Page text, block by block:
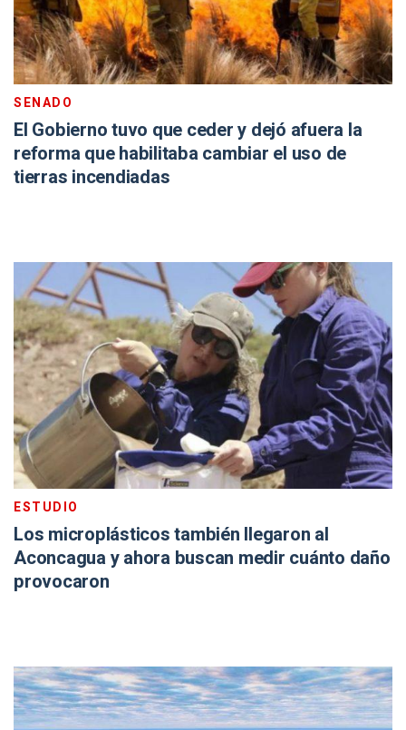
SENADO
El Gobierno tuvo que ceder y dejó afuera la
reforma que habilitaba cambiar el uso de
tierras incendiadas
ESTUDIO
Los microplásticos también llegaron al
Aconcagua y ahora buscan medir cuánto daño
provocaron